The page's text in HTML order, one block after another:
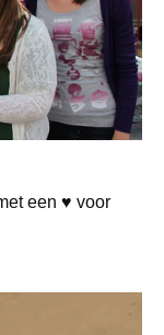
een ♥ voor